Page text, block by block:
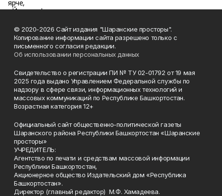
© 2020-2026 Сайт издания "Шаранские просторы".
Копирование информации сайта разрешено только с
письменного согласия редакции.
Об использовании персональных данных
Свидетельство о регистрации ПИ № ТУ 02-01792 от 19 мая
2025 года выдано Управлением Федеральной службы по
надзору в сфере связи, информационных технологий и
массовых коммуникаций по Республике Башкортостан.
Возрастная категория 12+
Официальный сайт общественно-политической газеты
Шаранского района Республики Башкортостан «Шаранские
просторы»
УЧРЕДИТЕЛЬ:
Агентство по печати и средствам массовой информации
Республики Башкортостан,
Акционерное общество Издательский дом «Республика
Башкортостан».
Директор (главный редактор) М.Ф. Хамадеева.